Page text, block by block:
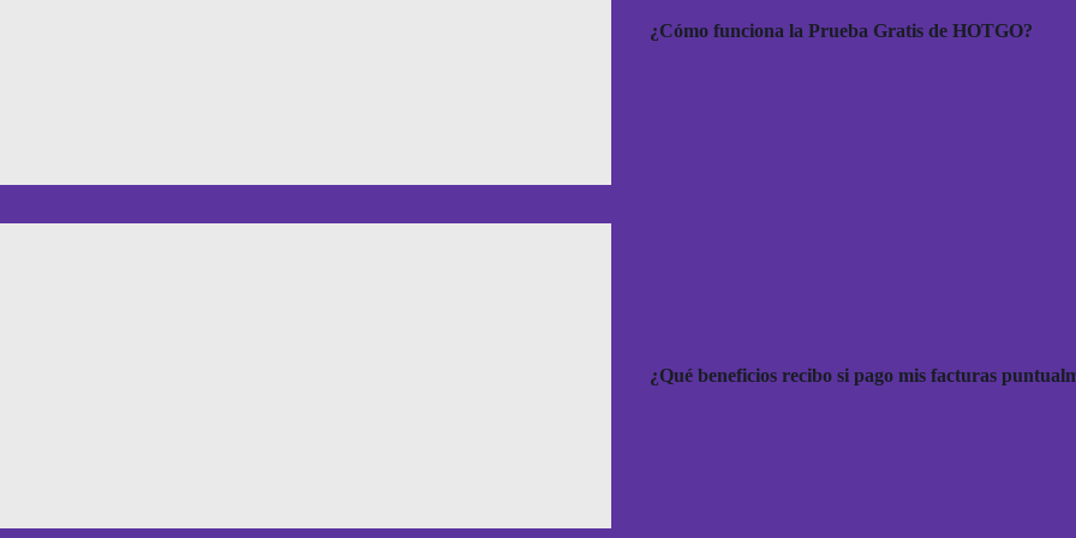
¿Cómo funciona la Prueba Gratis de HOTGO?
¿Qué beneficios recibo si pago mis facturas